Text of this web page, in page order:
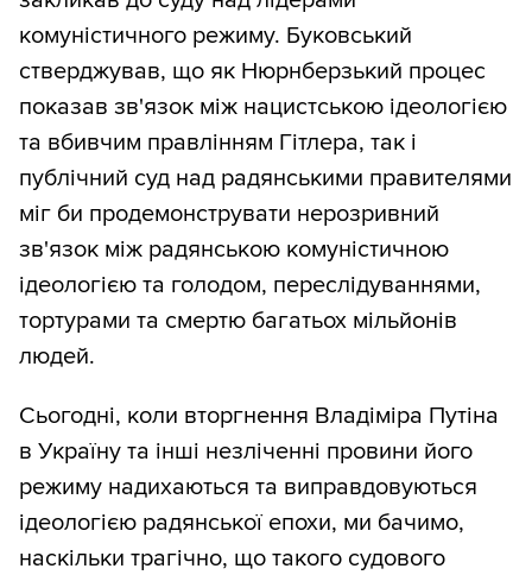
комуністичного режиму. Буковський
стверджував, що як Нюрнберзький процес
показав зв'язок між нацистською ідеологією
та вбивчим правлінням Гітлера, так і
публічний суд над радянськими правителями
міг би продемонструвати нерозривний
зв'язок між радянською комуністичною
ідеологією та голодом, переслідуваннями,
тортурами та смертю багатьох мільйонів
людей.
Сьогодні, коли вторгнення Владіміра Путіна
в Україну та інші незліченні провини його
режиму надихаються та виправдовуються
ідеологією радянської епохи, ми бачимо,
наскільки трагічно, що такого судового